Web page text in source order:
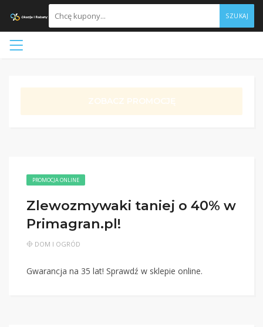
SZUKAJ
ZOBACZ PROMOCJĘ
PROMOCJA ONLINE
Zlewozmywaki taniej o 40% w
Primagran.pl!
DOM I OGRÓD
Gwarancja na 35 lat! Sprawdź w sklepie online.